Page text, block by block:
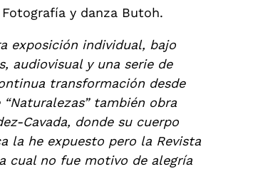
y danza Butoh.
exposición individual, bajo
audiovisual y una serie de
transformación desde
también obra
Cavada, donde su cuerpo
la he expuesto pero la Revista
cual no fue motivo de alegría